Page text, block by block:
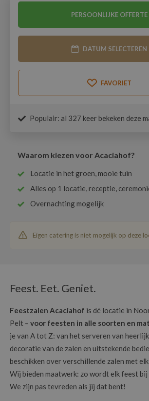
PERSOONLIJKE OFFERTE
DATUM SELECTEREN
FAVORIET
Populair: al 327 keer bekeken deze
Waarom kiezen voor Acaciahof?
Locatie in het groen, mooie tuin
Alles op 1 locatie, receptie,
Overnachting mogelijk
Eigen catering is niet mogelijk op deze
Feest. Eet. Geniet.
Feestzalen Acaciahof is dé locatie in
Pelt – voor feesten in alle soorten en
je van A tot Z: van het serveren van
decoratie van de zalen en uitstekende
beschikken over verschillende zalen met
Wij bieden maatwerk: zo wordt elk feest
We zijn pas tevreden als jij dat bent!